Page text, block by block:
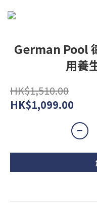
German Pool
用養
HK$1,510.00
HK$1,099.00